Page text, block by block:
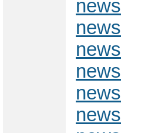
news
news
news
news
news
news